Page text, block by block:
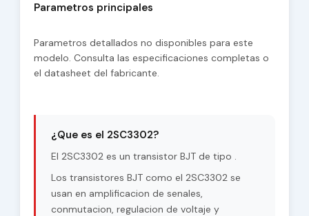
Parametros principales
Parametros detallados no disponibles para este
modelo. Consulta las especificaciones completas o
el datasheet del fabricante.
¿Que es el 2SC3302?
El 2SC3302 es un transistor BJT de tipo .
Los transistores BJT como el 2SC3302 se
usan en amplificacion de senales,
conmutacion, regulacion de voltaje y